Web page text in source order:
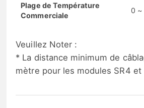
Plage de Température
Commerciale
0 ~
Veuillez Noter :
* La distance minimum de
mètre pour les modules SR4 et